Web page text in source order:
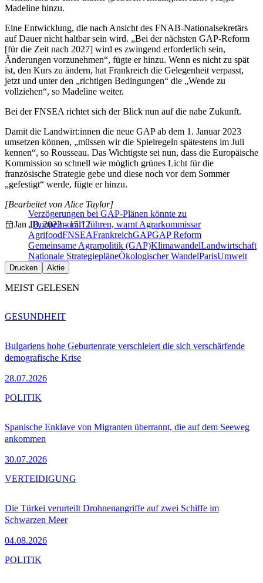
Madeline hinzu.
Eine Entwicklung, die nach Ansicht des FNAB-Nationalsekretärs
auf Dauer nicht haltbar sein wird. „Bei der nächsten GAP-Reform
[für die Zeit nach 2027] wird es zwingend erforderlich sein,
Änderungen vorzunehmen“, fügte er hinzu. Wenn es nicht zu spät
ist, den Kurs zu ändern, hat Frankreich die Gelegenheit verpasst,
jetzt und unter den „richtigen Bedingungen“ die „Wende zu
vollziehen“, so Madeline weiter.
Bei der FNSEA richtet sich der Blick nun auf die nahe Zukunft.
Damit die Landwirt:innen die neue GAP ab dem 1. Januar 2023
umsetzen können, „müssen wir die Spielregeln spätestens im Juli
kennen“, so Rousseau. Das Wichtigste sei nun, dass die Europäische
Kommission so schnell wie möglich grünes Licht für die
französische Strategie gebe und diese noch vor dem Sommer
„gefestigt“ werde, fügte er hinzu.
Verzögerungen bei GAP-Plänen könnte zu
„Doppelmoral“ führen, warnt Agrarkommissar
[Bearbeitet von Alice Taylor]
Jan 18, 2022 - 15:12
AgrifoodFNSEAFrankreichGAPGAP Reform
Gemeinsame Agrarpolitik (GAP)KlimawandelLandwirtschaft
Nationale StrategiepläneÖkologischer WandelParisUmwelt
Drucken Aktie
MEIST GELESEN
Bulgariens hohe Geburtenrate verschleiert die sich verschärfende
demografische Krise
28.07.2026
GESUNDHEIT
Spanische Enklave von Migranten überrannt, die auf dem Seeweg
ankommen
30.07.2026
POLITIK
Die Türkei verurteilt Drohnenangriffe auf zwei Schiffe im
Schwarzen Meer
04.08.2026
VERTEIDIGUNG
POLITIK